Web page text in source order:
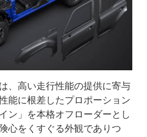
、高い走行性能の提供に寄与
能に根差したプロポーション
ン」を本格オフローダーとし
心をくすぐる外観でありつ